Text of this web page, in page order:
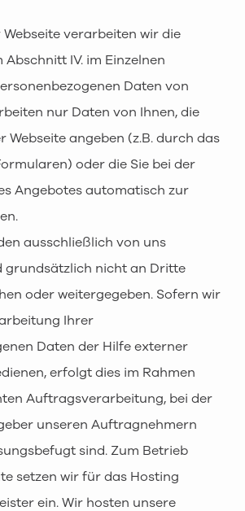
Webseite verarbeiten wir die
IV. im Einzelnen
Daten von
nur Daten von Ihnen, die
Webseite angeben (z.B. durch das
oder die Sie bei der
Angebotes automatisch zur
ausschließlich von uns
grundsätzlich nicht an Dritte
oder weitergegeben. Sofern wir
Ihrer
Daten der Hilfe externer
erfolgt dies im Rahmen
Auftragsverarbeitung, bei der
unseren Auftragnehmern
sind. Zum Betrieb
setzen wir für das Hosting
ein. Wir hosten unsere